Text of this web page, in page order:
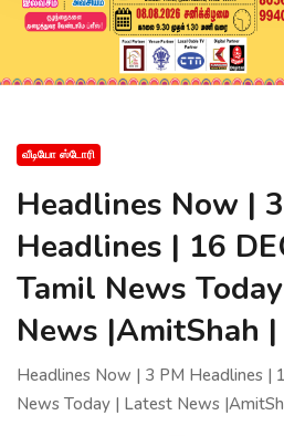
வீடியோ ஸ்டோரி
Headlines Now |
Headlines | 16
Tamil News
News |AmitShah |
Headlines Now | 3 PM Headlines |
News Today | Latest News